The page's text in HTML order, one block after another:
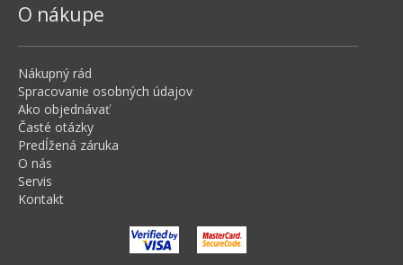
O nákupe
Nákupný rád
Spracovanie osobných údajov
Ako objednávať
Časté otázky
Predĺžená záruka
O nás
Servis
Kontakt